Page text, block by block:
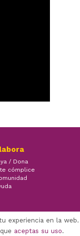
/ Dona
cómplice
experiencia en la web.
aceptas su uso.